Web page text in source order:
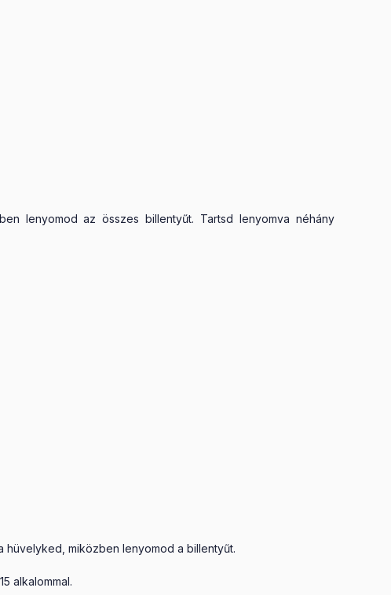
lenyomod az összes billentyűt. Tartsd lenyomva néhány
hüvelyked, miközben lenyomod a billentyűt.
alkalommal.